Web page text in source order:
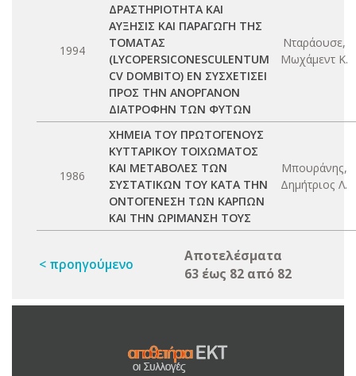
1994
ΔΡΑΣΤΗΡΙΟΤΗΤΑ ΚΑΙ
ΑΥΞΗΣΙΣ ΚΑΙ ΠΑΡΑΓΩΓΗ ΤΗΣ
ΤΟΜΑΤΑΣ
(LYCOPERSICONESCULENTUM
CV DOMBITO) ΕΝ ΣΥΣΧΕΤΙΣΕΙ
ΠΡΟΣ ΤΗΝ ΑΝΟΡΓΑΝΟΝ
ΔΙΑΤΡΟΦΗΝ ΤΩΝ ΦΥΤΩΝ
Νταράουσε,
Μωχάμεντ Κ.
1986
ΧΗΜΕΙΑ ΤΟΥ ΠΡΩΤΟΓΕΝΟΥΣ
ΚΥΤΤΑΡΙΚΟΥ ΤΟΙΧΩΜΑΤΟΣ
ΚΑΙ ΜΕΤΑΒΟΛΕΣ ΤΩΝ
ΣΥΣΤΑΤΙΚΩΝ ΤΟΥ ΚΑΤΑ ΤΗΝ
ΟΝΤΟΓΕΝΕΣΗ ΤΩΝ ΚΑΡΠΩΝ
ΚΑΙ ΤΗΝ ΩΡΙΜΑΝΣΗ ΤΟΥΣ
Μπουράνης,
Δημήτριος Λ.
< προηγούμενο
Αποτελέσματα
63 έως 82 από 82